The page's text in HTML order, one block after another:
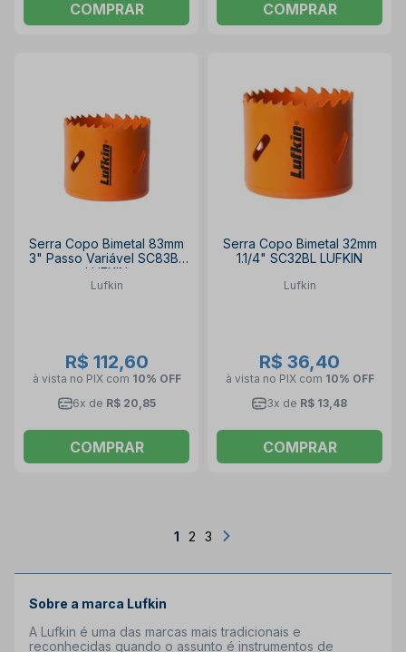
COMPRAR COMPRAR
Serra Copo Bimetal 83mm
3" Passo Variável SC83BL
LUFKIN
Lufkin
R$ 112,60
à vista no PIX com 10% OFF
6x de R$ 20,85
COMPRAR
Serra Copo Bimetal 32mm
1.1/4" SC32BL LUFKIN
Lufkin
R$ 36,40
à vista no PIX com 10% OFF
3x de R$ 13,48
COMPRAR
1 2 3
Sobre a marca Lufkin
A Lufkin é uma das marcas mais tradicionais e
reconhecidas quando o assunto é instrumentos de